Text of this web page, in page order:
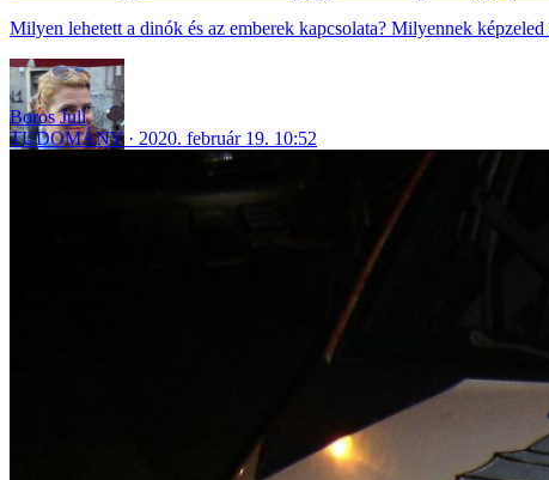
Milyen lehetett a dinók és az emberek kapcsolata? Milyennek
Boros Juli
TUDOMÁNY
2020. február 19. 10:52